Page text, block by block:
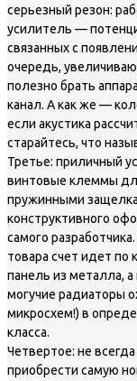
серьезный резон:
усилитель —
связанных с
очередь,
полезно брать
канал. А как же —
если акустика
старайтесь, что
Третье: приличный
винтовые клеммы
пружинными
конструктивного
самого
товара счет идет
панель из металла,
могучие радиаторы
микросхем!) в
класса.
Четвертое: не
приобрести самую